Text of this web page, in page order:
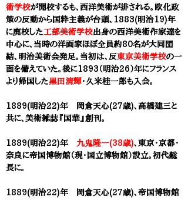
術学校が開校するも、西洋美術が排される。 欧化政
策の反動から国粋主義が台頭、1883(明治19)年
に廃校した 工部美術学校出身の西洋美術作家達を
中心に、当時の洋画家ほぼ全員約80名が大同団
結、明治美術会発足。当初は、反東京美術学校の一
面を備えていた。後に1893（明治26）年にフランス
より帰国した黒田清輝・久米桂一郎も 入会。
1889(明治22)年 岡倉天心(27歳)、高橋建三と
共に、美術雑誌『国華』創刊。
1889(明治22)年 九鬼隆一(38歳)、東京・京都・
奈良に帝国博物館（現・国立博物館）設立。初代総
長に。
1889(明治22)年 岡倉天心(27歳)、帝国博物館